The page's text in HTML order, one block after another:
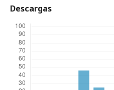
Descargas